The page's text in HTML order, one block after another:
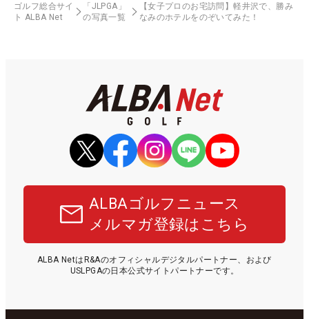
ゴルフ総合サイ
ト ALBA Net
「JLPGA」
の写真一覧
【女子プロのお宅訪問】軽井沢で、勝み
なみのホテルをのぞいてみた！
ALBAゴルフニュース
メルマガ登録はこちら
ALBA NetはR&Aのオフィシャルデジタルパートナー、および
USLPGAの日本公式サイトパートナーです。